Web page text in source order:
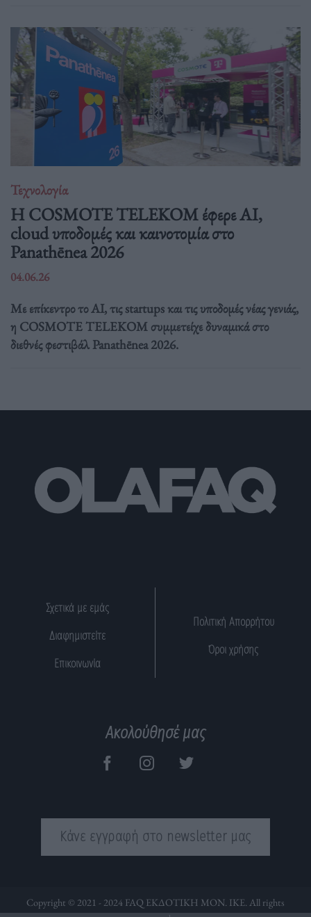
Τεχνολογία
Η COSMOTE TELEKOM έφερε AI,
cloud υποδομές και καινοτομία στο
Panathēnea 2026
04.06.26
Με επίκεντρο το AI, τις startups και τις υποδομές νέας γενιάς,
η COSMOTE TELEKOM συμμετείχε δυναμικά στο
διεθνές φεστιβάλ Panathēnea 2026.
Σχετικά με εμάς
Διαφημιστείτε
Επικοινωνία
Πολιτική Απορρήτου
Όροι χρήσης
Ακολούθησέ μας
Κάνε εγγραφή στο newsletter μας
Copyright © 2021 - 2024 FAQ ΕΚΔΟΤΙΚΗ ΜΟΝ. ΙΚΕ. All rights